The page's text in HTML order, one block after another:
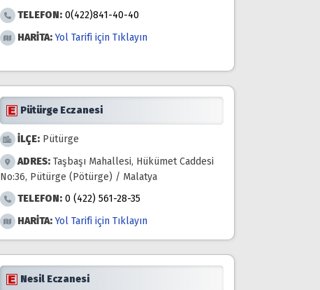
TELEFON: 0(422)841-40-40
HARİTA: Yol Tarifi için Tıklayın
Pütürge Eczanesi
İLÇE:Pütürge
ADRES:Taşbaşı Mahallesi, Hükümet Caddesi
No:36, Pütürge (Pötürge) / Malatya
TELEFON: 0 (422) 561-28-35
HARİTA: Yol Tarifi için Tıklayın
Nesil Eczanesi